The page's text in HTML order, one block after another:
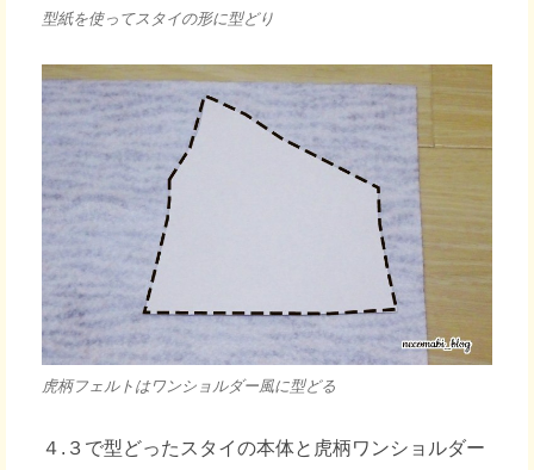
型紙を使ってスタイの形に型どり
虎柄フェルトはワンショルダー風に型どる
４.３で型どったスタイの本体と虎柄ワンショルダー